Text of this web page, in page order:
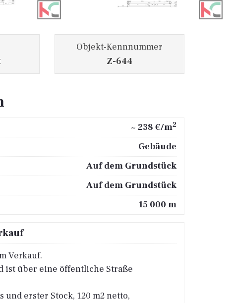
Objekt-Kennnummer
Z-644
~ 238 €/m2
Gebäude
Auf dem Grundstück
Auf dem Grundstück
15 000 m
Verkauf.
ist über eine öffentliche Straße
erster Stock, 120 m2 netto,